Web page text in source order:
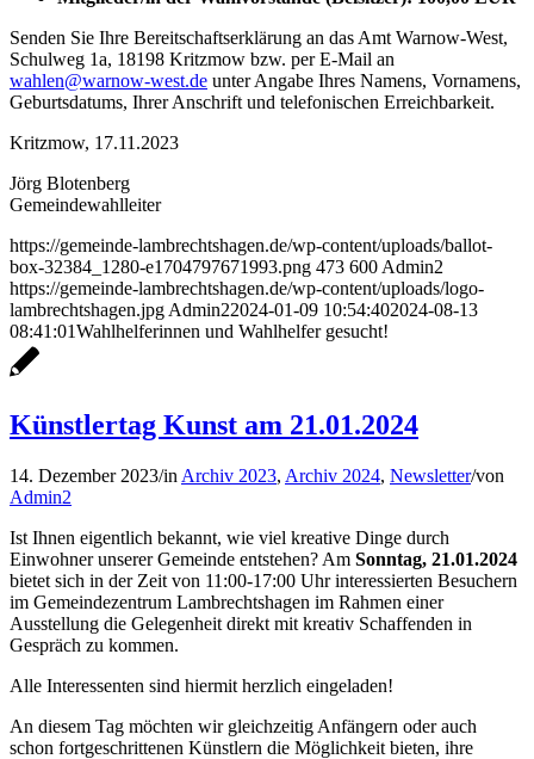
Senden Sie Ihre Bereitschaftserklärung an das Amt Warnow-West,
Schulweg 1a, 18198 Kritzmow bzw. per E-Mail an
wahlen@warnow-west.de unter Angabe Ihres Namens, Vornamens,
Geburtsdatums, Ihrer Anschrift und telefonischen Erreichbarkeit.
Kritzmow, 17.11.2023
Jörg Blotenberg
Gemeindewahlleiter
https://gemeinde-lambrechtshagen.de/wp-content/uploads/ballot-
box-32384_1280-e1704797671993.png 473 600 Admin2
https://gemeinde-lambrechtshagen.de/wp-content/uploads/logo-
lambrechtshagen.jpg Admin22024-01-09 10:54:402024-08-13
08:41:01Wahlhelferinnen und Wahlhelfer gesucht!
Künstlertag Kunst am 21.01.2024
14. Dezember 2023/in Archiv 2023, Archiv 2024, Newsletter/von
Admin2
Ist Ihnen eigentlich bekannt, wie viel kreative Dinge durch
Einwohner unserer Gemeinde entstehen? Am Sonntag, 21.01.2024
bietet sich in der Zeit von 11:00-17:00 Uhr interessierten Besuchern
im Gemeindezentrum Lambrechtshagen im Rahmen einer
Ausstellung die Gelegenheit direkt mit kreativ Schaffenden in
Gespräch zu kommen.
Alle Interessenten sind hiermit herzlich eingeladen!
An diesem Tag möchten wir gleichzeitig Anfängern oder auch
schon fortgeschrittenen Künstlern die Möglichkeit bieten, ihre